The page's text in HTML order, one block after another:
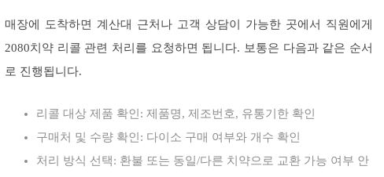
매장에 도착하면 계산대 근처나 고객 상담이 가능한 곳에서 직원에게
2080치약 리콜 관련 처리를 요청하면 됩니다. 보통은 다음과 같은 순서
로 진행됩니다.
리콜 대상 제품 확인: 제품명, 제조번호, 유통기한 확인
구매처 및 수량 확인: 다이소 구매 여부와 개수 확인
처리 방식 선택: 환불 또는 동일/다른 치약으로 교환 가능 여부 안